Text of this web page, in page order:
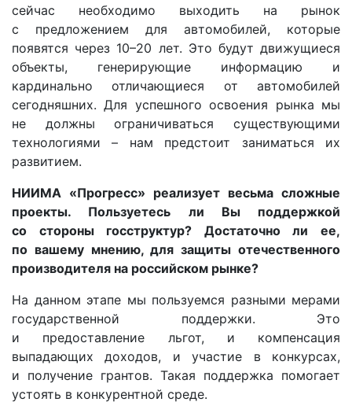
сейчас необходимо выходить на рынок
с предложением для автомобилей, которые
появятся через 10–20 лет. Это будут движущиеся
объекты, генерирующие информацию и
кардинально отличающиеся от автомобилей
сегодняшних. Для успешного освоения рынка мы
не должны ограничиваться существующими
технологиями – нам предстоит заниматься их
развитием.
НИИМА «Прогресс» реализует весьма сложные
проекты. Пользуетесь ли Вы поддержкой
со стороны госструктур? Достаточно ли ее,
по вашему мнению, для защиты отечественного
производителя на российском рынке?
На данном этапе мы пользуемся разными мерами
государственной поддержки. Это
и предоставление льгот, и компенсация
выпадающих доходов, и участие в конкурсах,
и получение грантов. Такая поддержка помогает
устоять в конкурентной среде.